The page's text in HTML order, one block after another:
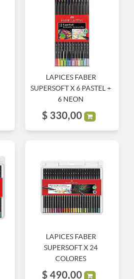
LAPICES FABER
SUPERSOFT X 6 PASTEL +
6 NEON
$ 330,00
LAPICES FABER
SUPERSOFT X 24
COLORES
$ 490,00